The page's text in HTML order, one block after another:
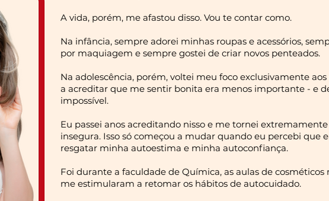
A vida, porém, me afastou disso. Vou te contar como.
Na infância, sempre adorei minhas roupas e acessórios,
por maquiagem e sempre gostei de criar novos penteados.
Na adolescência, porém, voltei meu foco exclusivamente aos
a acreditar que me sentir bonita era menos importante - e
impossível.
Eu passei anos acreditando nisso e me tornei
insegura. Isso só começou a mudar quando eu percebi que
resgatar minha autoestima e minha autoconfiança.
Foi durante a faculdade de Química, as aulas de cosméticos
me estimularam a retomar os hábitos de autocuidado.